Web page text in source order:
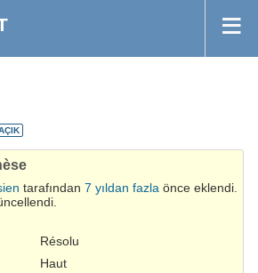
tarafından 7 yıldan fazla önce eklendi.
Résolu
Haut